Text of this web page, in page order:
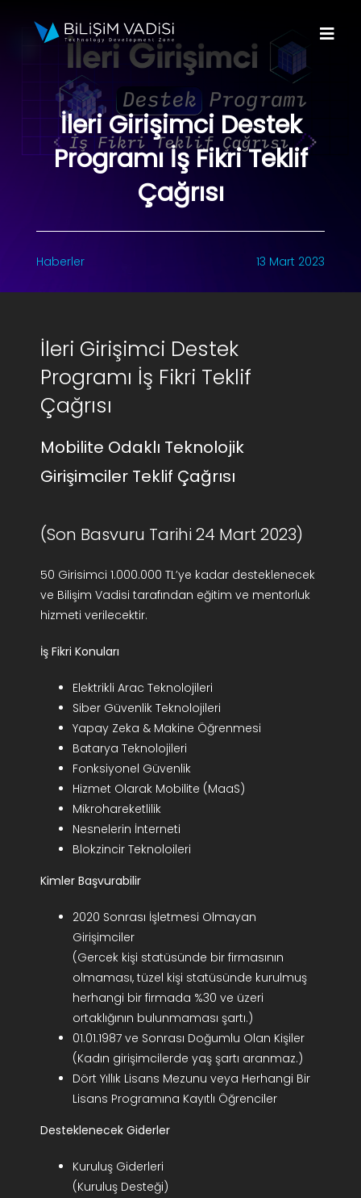
Hakkımızda
Markalar
Programlar
Basın
AR-GE Portal
EN
İleri Girişimci Destek
Programı İş Fikri Teklif
Çağrısı
Haberler 13 Mart 2023
İleri Girişimci Destek
Programı İş Fikri Teklif
Çağrısı
Mobilite Odaklı Teknolojik
Girişimciler Teklif Çağrısı
(Son Basvuru Tarihi 24 Mart 2023)
50 Girisimci 1.000.000 TL’ye kadar desteklenecek
ve Bilişim Vadisi tarafından eğitim ve mentorluk
hizmeti verilecektir.
İş Fikri Konuları
Elektrikli Arac Teknolojileri
Siber Güvenlik Teknolojileri
Yapay Zeka & Makine Öğrenmesi
Batarya Teknolojileri
Fonksiyonel Güvenlik
Hizmet Olarak Mobilite (MaaS)
Mikrohareketlilik
Nesnelerin İnterneti
Blokzincir Teknoloileri
Kimler Başvurabilir
2020 Sonrası İşletmesi Olmayan
Girişimciler
(Gercek kişi statüsünde bir firmasının
olmaması, tüzel kişi statüsünde kurulmuş
herhangi bir firmada %30 ve üzeri
ortaklığının bulunmaması şartı.)
01.01.1987 ve Sonrası Doğumlu Olan Kişiler
(Kadın girişimcilerde yaş şartı aranmaz.)
Dört Yıllık Lisans Mezunu veya Herhangi Bir
Lisans Programına Kayıtlı Öğrenciler
Desteklenecek Giderler
Kuruluş Giderleri
(Kuruluş Desteği)